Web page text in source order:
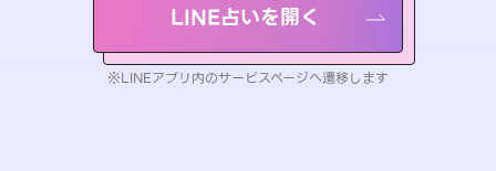
LINE占いを開く
※LINEアプリ内のサービスページへ遷移します